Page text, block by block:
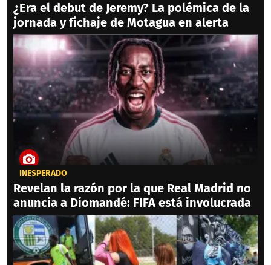
¿Era el debut de Jeremy? La polémica de la
jornada y fichaje de Motagua en alerta
INESPERADO
Revelan la razón por la que Real Madrid no
anuncia a Diomandé: FIFA está involucrada